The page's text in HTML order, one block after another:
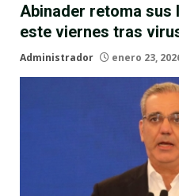
Abinader retoma sus
este viernes tras
Administrador enero 23,